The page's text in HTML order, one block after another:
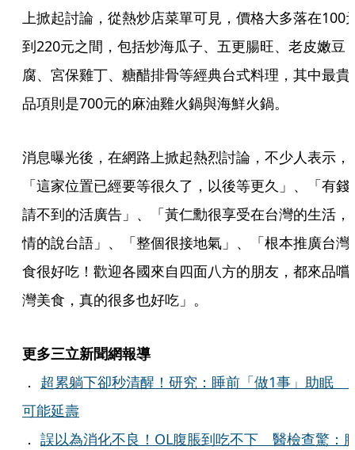
上掀起討論，從熱炒店菜單可見，價格大多落在100
到220元之間，包括炒海瓜子、五更腸旺、老皮嫩豆
腐、宮保雞丁、糖醋排骨等經典台式料理，其中最貴
品項則是700元的麻油雞火鍋與海鮮火鍋。
消息曝光後，在網路上掀起熱烈討論，不少人表示，
「這家位置已經要等很久了，以後等更久」、「有錢
請不到的活廣告」、「黃仁勳很享受在台灣的生活，
情的說台語」、「整個很接地氣」、「根本推廣台灣
食很好吃！歡迎各國來自四面八方的朋友，都來品嚐
灣美食，真的很多也好吃」。
更多三立新聞網報導
． 超累躺下卻秒清醒！研究：睡前「做1事」助眠
可能延壽
． 誤以為消化不良！OL腹脹到吃不下 醫檢查驚：